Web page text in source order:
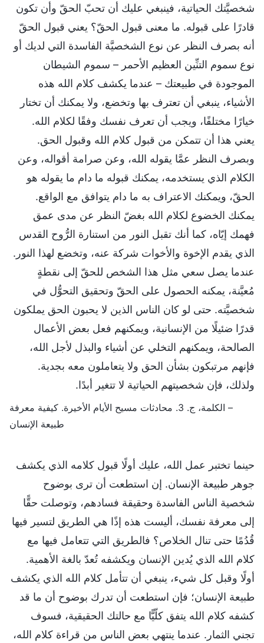
شخصيَّتك الحياتية، فينبغي عليك أن تحبّ الحقّ وأن تكون
قادرًا على قبوله. ما معنى قبول الحقّ؟ يعني قبول الحقّ
أنه بصرف النظر عن نوع الشخصيَّة الفاسدة التي لديك أو
نوع سموم التنِّين العظيم الأحمر – سموم الشيطان
الموجودة في طبيعتك – عندما يكشف كلام الله هذه
الأشياء، ينبغي أن تعترف بها وتخضع، ولا يمكنك أن تختار
خيارًا مختلفًا، ويجب أن تعرف نفسك وفقًا لكلام الله.
يعني هذا أن تتمكن من قبول كلام الله وقبول الحق.
وبصرف النظر عمَّا يقوله الله، وعن صرامة أقواله، وعن
الكلام الذي يستخدمه، يمكنك قبوله ما دام ما يقوله هو
الحقّ، ويمكنك الاعتراف به ما دام يتوافق مع الواقع.
يمكنك الخضوع لكلام الله بغضّ النظر عن مدى عمق
فهمك إيّاه، كما أنك تقبل النور من استنارة الرُّوح القدس
الذي يقدم الإخوة والأخوات شركة عنه، وتخضع لهذا النور.
عندما يصل سعي مثل هذا الشخص للحقّ إلى نقطةٍ
مُعيَّنة، يمكنه الحصول على الحقّ وتحقيق التحوُّل في
شخصيَّته. حتى لو كان الناس الذين لا يحبون الحق يملكون
قدرًا ضئيلًا من الإنسانية، ويمكنهم فعل بعض الأعمال
الصالحة، ويمكنهم التخلي عن أشياء والبذل لأجل الله،
فإنهم مرتبكون بشأن الحق ولا يتعاملون معه بجدية.
ولذلك، فإن شخصيتهم الحياتية لا تتغير أبدًا.
– الكلمة، ج. 3. محادثات مسيح الأيام الأخيرة. كيفية معرفة
طبيعة الإنسان
حينما تختبر عمل الله، عليك أولًا قبول كلامه الذي يكشف
جوهر طبيعة الإنسان. إن استطعت أن ترى بوضوح
شخصية الناس الفاسدة وحقيقة فسادهم، وتوصلت حقًّا
إلى معرفة نفسك، أليست هذه إذًا هي الطريق لتسير فيها
قُدُمًا حتى تنال الخلاص؟ فالطريق التي تتعامل فيها مع
كلام الله الذي يُدين الإنسان ويكشفه تُعدّ بالغة الأهمية.
أولًا وقبل كل شيء، ينبغي أن تتأمل كلام الله الذي يكشف
طبيعة الإنسان؛ فإن استطعت أن تدرك بوضوح أن ما قد
كشفه كلام الله يتفق كلّيًّا مع حالتك الحقيقية، فسوف
تجني الثمار. عندما ينتهي بعض الناس من قراءة كلام الله،